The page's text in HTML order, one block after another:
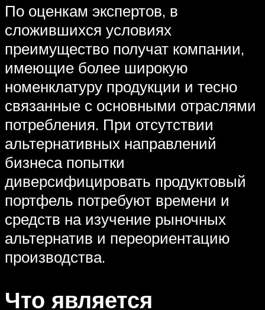
По оценкам экспертов, в
сложившихся условиях
преимущество получат компании,
имеющие более широкую
номенклатуру продукции и тесно
связанные с основными отраслями
потребления. При отсутствии
альтернативных направлений
бизнеса попытки
диверсифицировать продуктовый
портфель потребуют времени и
средств на изучение рыночных
альтернатив и переориентацию
производства.
Что является